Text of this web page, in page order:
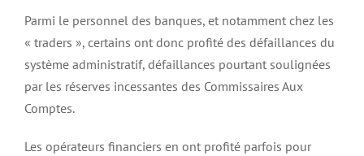
Parmi le personnel des banques, et notamment chez les
« traders », certains ont donc profité des défaillances du
système administratif, défaillances pourtant soulignées
par les réserves incessantes des Commissaires Aux
Comptes.
Les opérateurs financiers en ont profité parfois pour